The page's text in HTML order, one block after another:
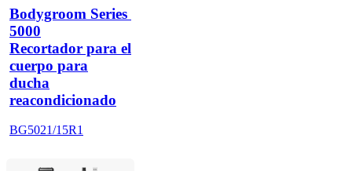
Bodygroom Series
5000
Recortador para el
cuerpo para
ducha
reacondicionado
BG5021/15R1